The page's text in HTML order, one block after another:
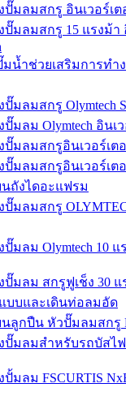
ปั๊มลมสกรู อินเวอร์เต
ปั๊มลมสกรู 15 แรงม้า
มน้ำช่วยเสริมการทำ
มลมสกรู Olymtech
มลม Olymtech อินเ
ปั๊มลมสกรูอินเวอร์เต
ปั๊มลมสกรูอินเวอร์เตอ
นถังไดอะแฟรม
ปั๊มลมสกรู
ปั๊มลม Olymtech 10
ปั๊มลม สกรูฟูเช็ง 30 แ
บบและเดินท่อลมอัด
นลูกปืน หัวปั๊มลมสกรู
ปั๊มลมสำหรับรถบัสไฟ
มลม FSCURTIS